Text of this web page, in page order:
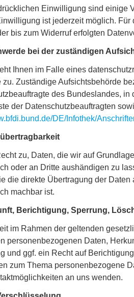
Einwilligung sind einige
ist jederzeit möglich.
bis zum Widerruf erfolgten
bei der zuständigen
Ihnen im Falle eines
zu. Zuständige Aufsichtsbehörde
des Bundeslandes,
der Datenschutzbeauftragten
DE/Infothek/
zu, Daten, die wir auf
oder an Dritte aushändigen zu
die direkte Übertragung der
machbar ist.
Berichtigung, Sperrung,
im Rahmen der geltenden
personenbezogenen Daten,
und ggf. ein Recht auf
zum Thema personenbezogene
an uns wenden.